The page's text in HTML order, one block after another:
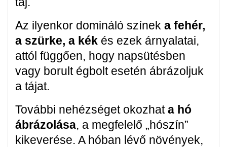
Az ilyenkor domináló színek a fehér,
a szürke, a kék és ezek árnyalatai,
attól függően, hogy napsütésben
vagy borult égbolt esetén ábrázoljuk
a tájat.
További nehézséget okozhata hó
ábrázolása, a megfelelő „hószín”
kikeverése. A hóban lévő növények,